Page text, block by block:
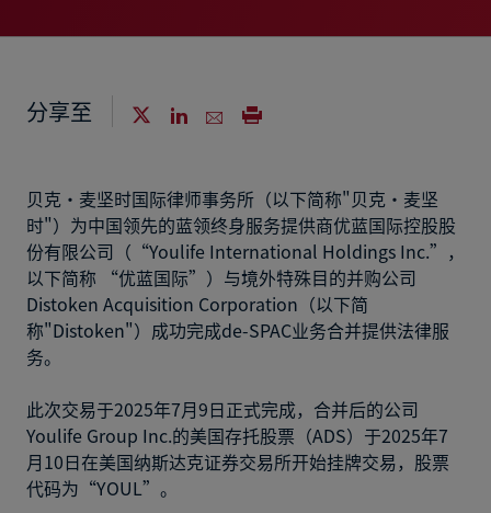
分享至
贝克·麦坚时国际律师事务所（以下简称"贝克·麦坚
时"）为中国领先的蓝领终身服务提供商优蓝国际控股股
份有限公司（“Youlife International Holdings Inc.”，
以下简称 “优蓝国际”）与境外特殊目的并购公司
Distoken Acquisition Corporation（以下简
称"Distoken"）成功完成de-SPAC业务合并提供法律服
务。
此次交易于2025年7月9日正式完成，合并后的公司
Youlife Group Inc.的美国存托股票（ADS）于2025年7
月10日在美国纳斯达克证券交易所开始挂牌交易，股票
代码为“YOUL”。